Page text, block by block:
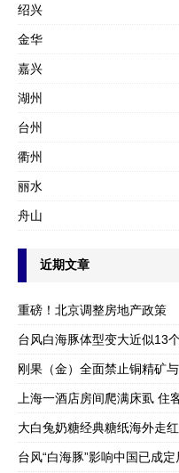
绍兴
金华
嘉兴
湖州
台州
衢州
丽水
舟山
近期文章
重磅！北京调整房地产政策
台风白海豚体型变大近似13
刚果（金）全面禁止铜精矿
上海一酒店房间爬满床虱 住
大白兔奶糖经典糖纸海外走红
台风“白海豚”影响中国已成定